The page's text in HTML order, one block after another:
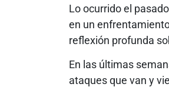
Lo ocurrido el
en un
reflexión profunda
En las últimas
ataques que van y